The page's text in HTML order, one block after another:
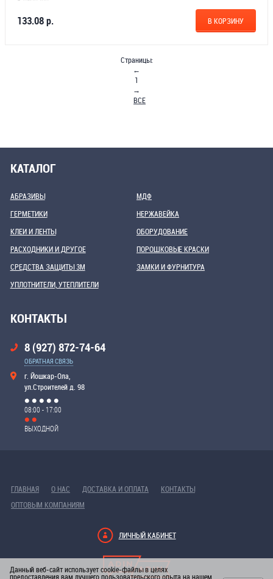
133.08 р. В КОРЗИНУ
Страницы:
←
1
→
ВСЕ
КАТАЛОГ
АБРАЗИВЫ
ГЕРМЕТИКИ
КЛЕИ И ЛЕНТЫ
МДФ
НЕРЖАВЕЙКА
ОБОРУДОВАНИЕ
РАСХОДНИКИ И ДРУГОЕ
СРЕДСТВА ЗАЩИТЫ 3М
УПЛОТНИТЕЛИ, УТЕПЛИТЕЛИ
ПОРОШКОВЫЕ КРАСКИ
ЗАМКИ И ФУРНИТУРА
КОНТАКТЫ
8 (927) 872-74-64
ОБРАТНАЯ СВЯЗЬ
г. Йошкар-Ола,
ул.Строителей д. 98
08:00 - 17:00
ВЫХОДНОЙ
ГЛАВНАЯ О НАС ДОСТАВКА И ОПЛАТА
КОНТАКТЫ
ОПТОВЫМ КОМПАНИЯМ
ЛИЧНЫЙ КАБИНЕТ
Данный веб-сайт использует cookie-файлы в целях
предоставления вам лучшего пользовательского опыта на нашем